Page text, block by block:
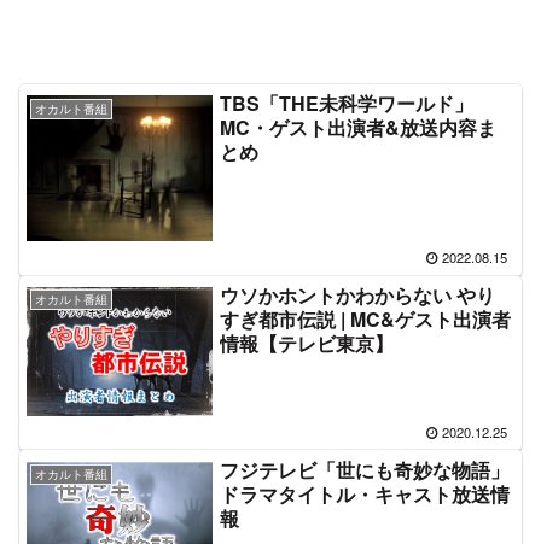
オカルト番組
TBS「THE未科学ワールド」
MC・ゲスト出演者&放送内容ま
とめ
2022.08.15
オカルト番組
ウソかホントかわからない やり
すぎ都市伝説 | MC&ゲスト出演者
情報【テレビ東京】
2020.12.25
オカルト番組
フジテレビ「世にも奇妙な物語」
ドラマタイトル・キャスト放送情
報